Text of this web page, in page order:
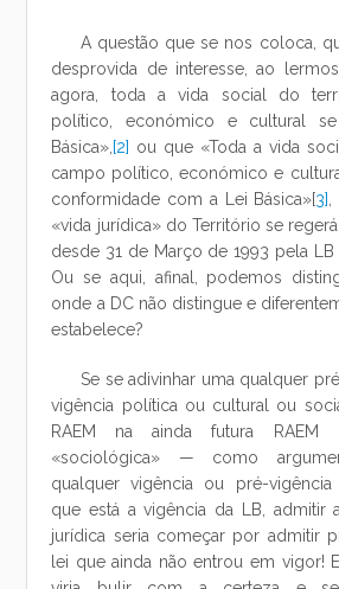
A questão que se nos coloca,
desprovida de interesse, ao
agora, toda a vida social do
político, económico e cultural
Básica», [2] ou que «Toda a vida
campo político, económico e
conformidade com a Lei Básica»[3]
«vida jurídica» do Território se
desde 31 de Março de 1993 pela LB
Ou se aqui, afinal, podemos
onde a DC não distingue e
estabelece?
Se se adivinhar uma qualquer
vigência política ou cultural ou
RAEM na ainda futura
«sociológica» — como
qualquer vigência ou pré-vigência
que está a vigência da LB, admitir
jurídica seria começar por admitir
lei que ainda não entrou em vigor!